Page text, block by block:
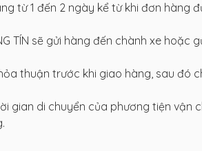
từ 1 đến 2 ngày kể từ khi đơn hàng
TÍN sẽ gửi hàng đến chành xe hoặc
thuận trước khi giao hàng, sau đó
gian di chuyển của phương tiện vận